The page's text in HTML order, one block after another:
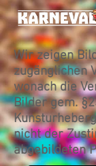
Wir zeigen
zugänglichen
wonach die
Bilder gem.
nicht der
abgebildeten